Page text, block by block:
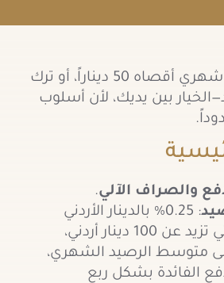
يمكنك تحديد حد شهري أقصاه 50 ديناراً، أو ترك
بين يديك، لأن أسلوب
والصراف الآلي.
: 0.25% بالدينار الأردني
على الأرصدة التي تزيد عن 100 دينار أردني،
متوسط الرصيد الشهري،
الفائدة بشكل رﺑﻊ